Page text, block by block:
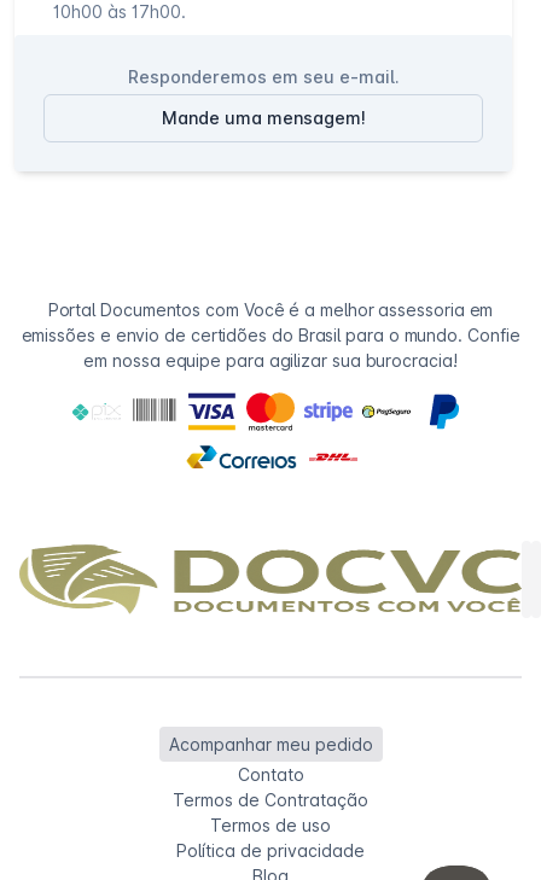
10h00 às 17h00.
Responderemos em seu e-mail.
Mande uma mensagem!
Portal Documentos com Você é a melhor assessoria em
emissões e envio de certidões do Brasil para o mundo. Confie
em nossa equipe para agilizar sua burocracia!
Acompanhar meu pedido
Contato
Termos de Contratação
Termos de uso
Política de privacidade
Blog